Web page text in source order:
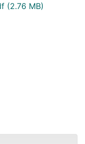
(2.76 MB)